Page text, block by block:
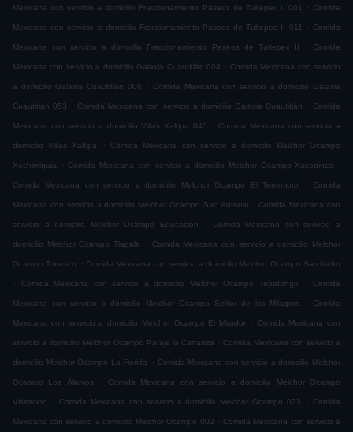
Mexicana con servicio a domicilio Fraccionamiento Paseos de Tultepec II 001 . Comida
Mexicana con servicio a domicilio Fraccionamiento Paseos de Tultepec II 011 . Comida
Mexicana con servicio a domicilio Fraccionamiento Paseos de Tultepec II . Comida
Mexicana con servicio a domicilio Galaxia Cuautitlán 004 . Comida Mexicana con servicio
a domicilio Galaxia Cuautitlán 006 . Comida Mexicana con servicio a domicilio Galaxia
Cuautitlán 053 . Comida Mexicana con servicio a domicilio Galaxia Cuautitlán . Comida
Mexicana con servicio a domicilio Villas Xaltipa 045 . Comida Mexicana con servicio a
domicilio Villas Xaltipa . Comida Mexicana con servicio a domicilio Melchor Ocampo
Xochimiquia . Comida Mexicana con servicio a domicilio Melchor Ocampo Xacopinca .
Comida Mexicana con servicio a domicilio Melchor Ocampo El Terremoto . Comida
Mexicana con servicio a domicilio Melchor Ocampo San Antonio . Comida Mexicana con
servicio a domicilio Melchor Ocampo Educacion . Comida Mexicana con servicio a
domicilio Melchor Ocampo Tlapala . Comida Mexicana con servicio a domicilio Melchor
Ocampo Torresco . Comida Mexicana con servicio a domicilio Melchor Ocampo San Isidro
.
Comida Mexicana con servicio a domicilio Melchor Ocampo Tepetongo . Comida
Mexicana con servicio a domicilio Melchor Ocampo Señor de los Milagros . Comida
Mexicana con servicio a domicilio Melchor Ocampo El Mirador . Comida Mexicana con
servicio a domicilio Melchor Ocampo Paraje la Carranza . Comida Mexicana con servicio a
domicilio Melchor Ocampo La Florida . Comida Mexicana con servicio a domicilio Melchor
Ocampo Los Álamos . Comida Mexicana con servicio a domicilio Melchor Ocampo
Visitacion . Comida Mexicana con servicio a domicilio Melchor Ocampo 023 . Comida
Mexicana con servicio a domicilio Melchor Ocampo 002 . Comida Mexicana con servicio a